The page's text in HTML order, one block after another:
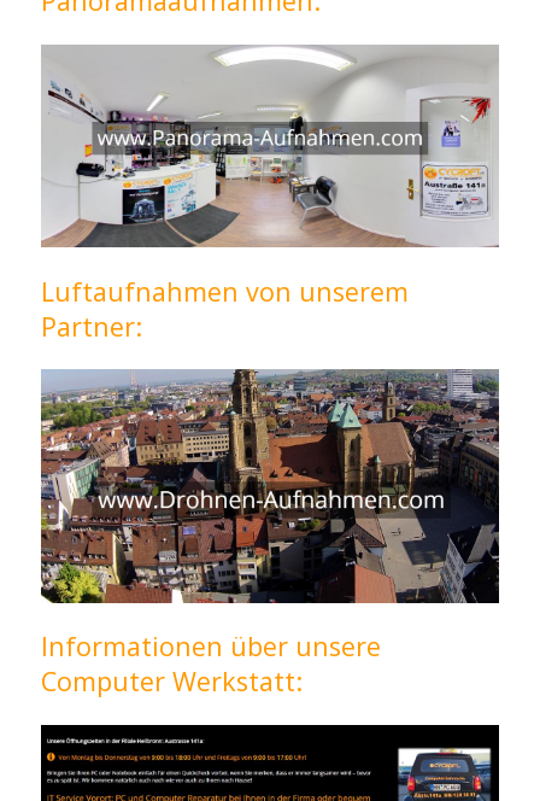
Luftaufnahmen von unserem
Partner:
Informationen über unsere
Computer Werkstatt: